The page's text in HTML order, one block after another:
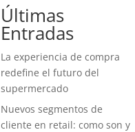
Últimas
Entradas
La experiencia de compra
redefine el futuro del
supermercado
Nuevos segmentos de
cliente en retail: como son y